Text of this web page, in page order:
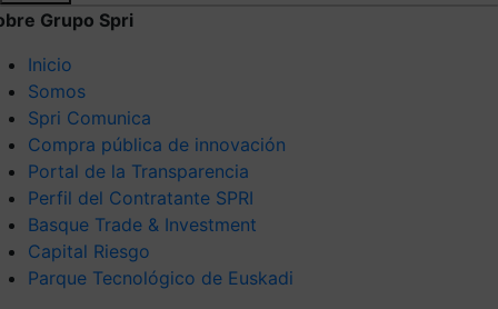
Grupo Spri
Inicio
Somos
Spri Comunica
Compra pública de innovación
Portal de la Transparencia
Perfil del Contratante SPRI
Basque Trade & Investment
Capital Riesgo
Parque Tecnológico de Euskadi